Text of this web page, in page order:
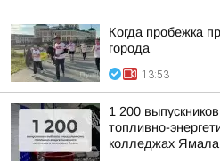
Когда пробежка
города
13:53
1 200
топливно-
колледжах Ямала